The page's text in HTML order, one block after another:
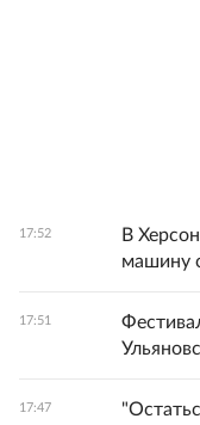
17:52
В
машину
17:51
17:47